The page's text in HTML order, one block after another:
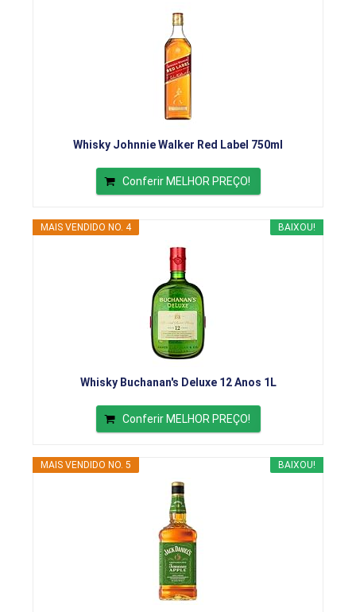
Whisky Johnnie Walker Red Label 750ml
Conferir MELHOR PREÇO!
BAIXOU!
MAIS VENDIDO NO. 4
Whisky Buchanan's Deluxe 12 Anos 1L
Conferir MELHOR PREÇO!
BAIXOU!
MAIS VENDIDO NO. 5